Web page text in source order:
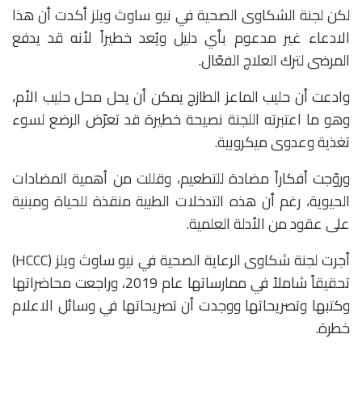
لكن لجنة الشكاوى الصحية في نيو ساوث ويلز أكدت أن هذا
الادعاء غير مدعوم بأي دليل ويُعد خطيراً لأنه قد يدفع
المرضى لترك العلاج الفعّال.
وادعت أن حليب الماعز الطازج يمكن أن يحل محل حليب الأم،
وهو ما اعتبرته اللجنة نصيحة خطيرة قد تعرّض الرضع لسوء
تغذية وعدوى ميكروبية.
وروّجت أفكاراً مضادة للتطعيم، وقللت من أهمية المضادات
الحيوية، رغم أن هذه التدخلات الطبية منقذة للحياة ومبنية
على عقود من الأدلة العلمية.
أجرت لجنة شكاوى الرعاية الصحية في نيو ساوث ويلز (HCCC)
تحقيقاً شاملاً في ممارساتها عام 2019، وراجعت محاضراتها
وكتبها وتصريحاتها ووجدت أن تصريحاتها في وسائل الاعلام
خطرة.